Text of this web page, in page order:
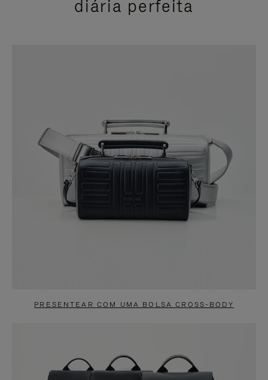
diária perfeita
PRESENTEAR COM UMA BOLSA CROSS-BODY